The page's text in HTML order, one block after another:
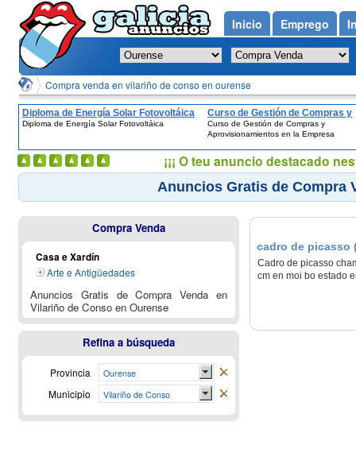
Compra venda en vilariño de conso en ourense
Diploma de Energía Solar Fotovoltáica
Diploma de Energía Solar Fotovoltáica
Curso de Gestión de Compras y
Aprovisionamientos en la
Curso de Gestión de Compras y
Aprovisionamientos en la Empresa
Anuncios Gratis de Compra
cadro de picasso
Cadro de picasso
cm en moi bo estado
Compra Venda
Casa e Xardín
Arte e Antigüedades
Anuncios Gratis de Compra Venda en
Vilariño de Conso en Ourense
Refina a búsqueda
Provincia Ourense
Municipio Vilariño de Conso
Inicio Emprego
¡¡¡ O teu anuncio destacado